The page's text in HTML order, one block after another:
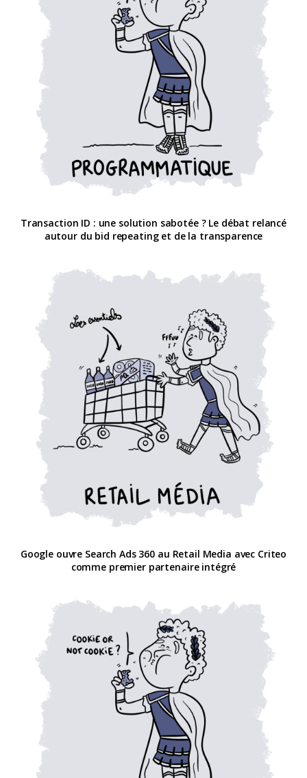
Transaction ID : une solution sabotée ? Le débat relancé
autour du bid repeating et de la transparence
Google ouvre Search Ads 360 au Retail Media avec Criteo
comme premier partenaire intégré